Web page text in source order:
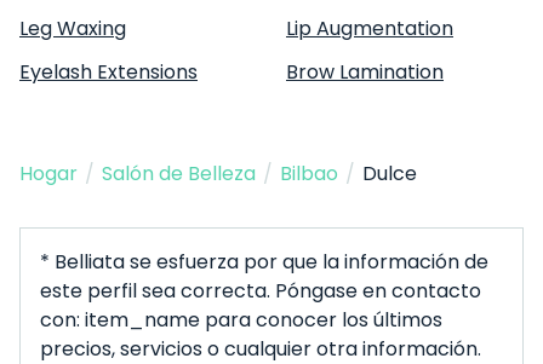
Leg Waxing
Lip Augmentation
Eyelash Extensions
Brow Lamination
Hogar / Salón de Belleza / Bilbao / Dulce
* Belliata se esfuerza por que la información de
este perfil sea correcta. Póngase en contacto
con: item_name para conocer los últimos
precios, servicios o cualquier otra información.